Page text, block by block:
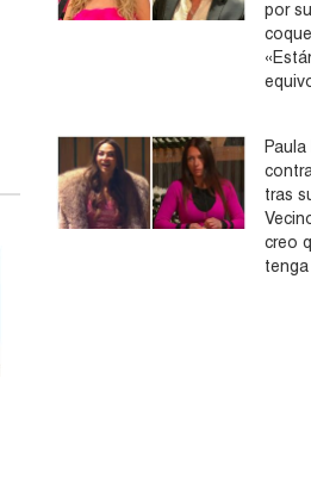
por
tras
creo